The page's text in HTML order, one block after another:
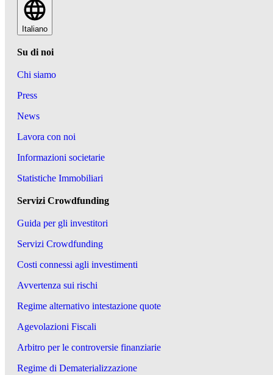
Italiano
Su di noi
Chi siamo
Press
News
Lavora con noi
Informazioni societarie
Statistiche Immobiliari
Servizi Crowdfunding
Guida per gli investitori
Servizi Crowdfunding
Costi connessi agli investimenti
Avvertenza sui rischi
Regime alternativo intestazione quote
Agevolazioni Fiscali
Arbitro per le controversie finanziarie
Regime di Dematerializzazione